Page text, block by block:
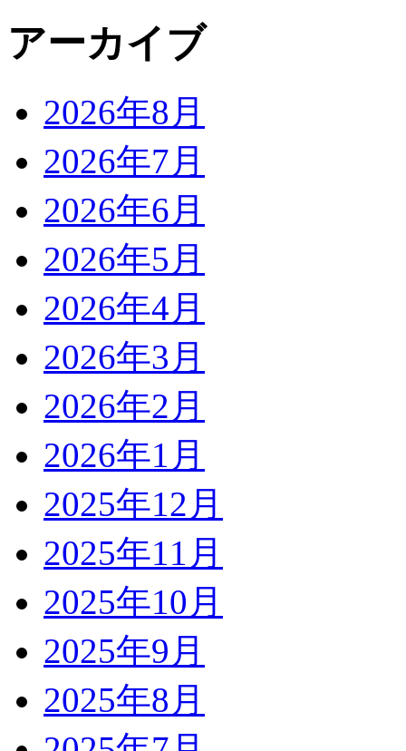
アーカイブ
2026年8月
2026年7月
2026年6月
2026年5月
2026年4月
2026年3月
2026年2月
2026年1月
2025年12月
2025年11月
2025年10月
2025年9月
2025年8月